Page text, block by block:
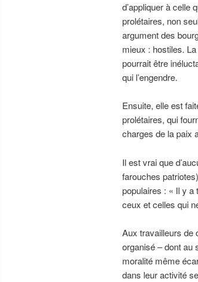
d’appliquer à celle
prolétaires, non
argument des
mieux : hostiles.
pourrait être
qui l’engendre.
Ensuite, elle est
prolétaires, qui
charges de la paix
Il est vrai que
farouches
populaires : « Il y a
ceux et celles qui
Aux travailleurs de
organisé – dont au
moralité même
dans leur activité